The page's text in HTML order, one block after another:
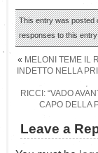
This entry was posted
responses to this
« MELONI TEME IL
INDETTO NELLA
RICCI: “VADO
CAPO DELLA
Leave a